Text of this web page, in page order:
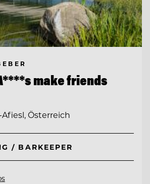
make friends
Österreich
CHEF DE RANG / BARKEEPER